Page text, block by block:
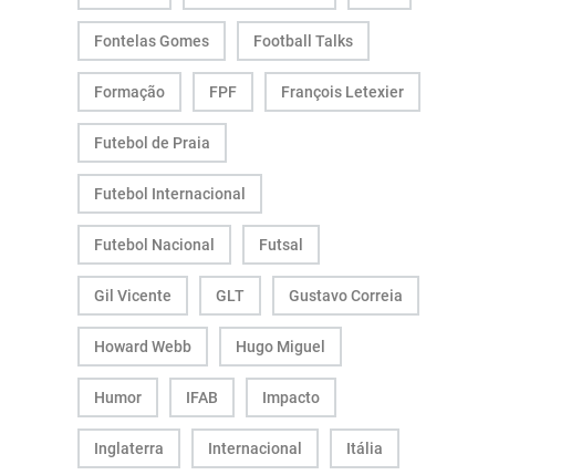
Fontelas Gomes Football Talks
Formação FPF François Letexier
Futebol de Praia
Futebol Internacional
Futebol Nacional Futsal
Gil Vicente GLT Gustavo Correia
Howard Webb Hugo Miguel
Humor IFAB Impacto
Inglaterra Internacional Itália